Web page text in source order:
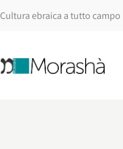
Cultura ebraica a tutto campo